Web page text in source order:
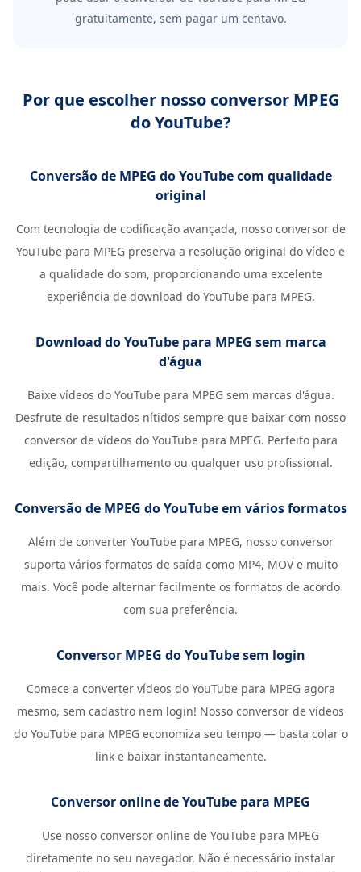
gratuitamente, sem pagar um centavo.
Por que escolher nosso conversor MPEG
do YouTube?
Conversão de MPEG do YouTube com qualidade
original
Com tecnologia de codificação avançada, nosso conversor de
YouTube para MPEG preserva a resolução original do vídeo e
a qualidade do som, proporcionando uma excelente
experiência de download do YouTube para MPEG.
Download do YouTube para MPEG sem marca
d'água
Baixe vídeos do YouTube para MPEG sem marcas d'água.
Desfrute de resultados nítidos sempre que baixar com nosso
conversor de vídeos do YouTube para MPEG. Perfeito para
edição, compartilhamento ou qualquer uso profissional.
Conversão de MPEG do YouTube em vários formatos
Além de converter YouTube para MPEG, nosso conversor
suporta vários formatos de saída como MP4, MOV e muito
mais. Você pode alternar facilmente os formatos de acordo
com sua preferência.
Conversor MPEG do YouTube sem login
Comece a converter vídeos do YouTube para MPEG agora
mesmo, sem cadastro nem login! Nosso conversor de vídeos
do YouTube para MPEG economiza seu tempo — basta colar o
link e baixar instantaneamente.
Conversor online de YouTube para MPEG
Use nosso conversor online de YouTube para MPEG
diretamente no seu navegador. Não é necessário instalar